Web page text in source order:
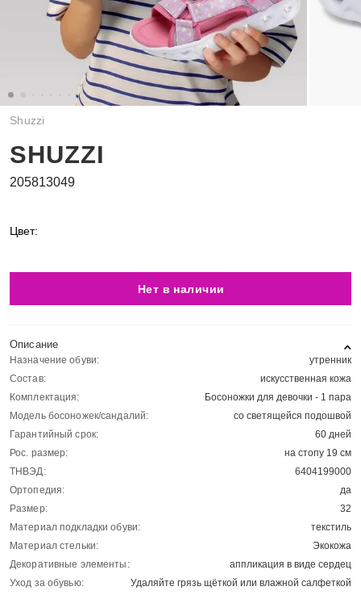
Shuzzi
SHUZZI
205813049
Цвет:
Нет в наличии
Описание
Назначение обуви:
утренник
Состав:
искусственная кожа
Комплектация:
Босоножки для девочки - 1 пара
Модель босоножек/сандалий:
со светящейся подошвой
Гарантийный срок:
60 дней
Рос. размер:
на стопу 19 см
ТНВЭД:
6404199000
Ортопедия:
да
Размер:
32
Материал подкладки обуви:
текстиль
Материал стельки:
Экокожа
Декоративные элементы:
аппликация в виде сердец
Уход за обувью:
Удаляйте грязь щёткой или влажной салфеткой